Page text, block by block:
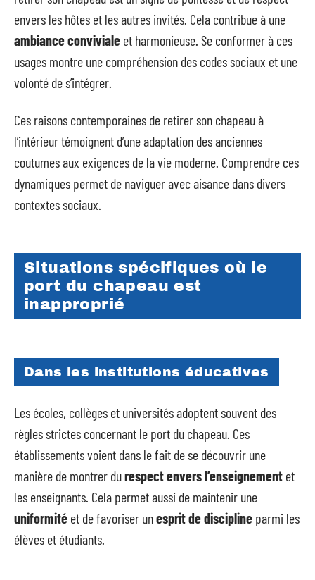
envers les hôtes et les autres invités. Cela contribue à une
ambiance conviviale et harmonieuse. Se conformer à ces
usages montre une compréhension des codes sociaux et une
volonté de s’intégrer.
Ces raisons contemporaines de retirer son chapeau à
l’intérieur témoignent d’une adaptation des anciennes
coutumes aux exigences de la vie moderne. Comprendre ces
dynamiques permet de naviguer avec aisance dans divers
contextes sociaux.
Situations spécifiques où le
port du chapeau est
inapproprié
Dans les institutions éducatives
Les écoles, collèges et universités adoptent souvent des
règles strictes concernant le port du chapeau. Ces
établissements voient dans le fait de se découvrir une
manière de montrer durespect envers l’enseignement et
les enseignants. Cela permet aussi de maintenir une
uniformité et de favoriser unesprit de discipline parmi les
élèves et étudiants.